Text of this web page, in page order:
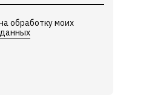
обработку моих